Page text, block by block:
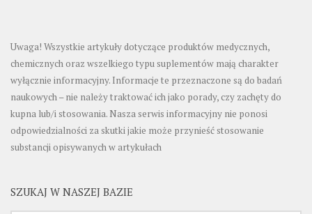
Uwaga! Wszystkie artykuły dotyczące produktów medycznych,
chemicznych oraz wszelkiego typu suplementów mają charakter
wyłącznie informacyjny. Informacje te przeznaczone są do badań
naukowych – nie należy traktować ich jako porady, czy zachęty do
kupna lub/i stosowania. Nasza serwis informacyjny nie ponosi
odpowiedzialności za skutki jakie może przynieść stosowanie
substancji opisywanych w artykułach
SZUKAJ W NASZEJ BAZIE